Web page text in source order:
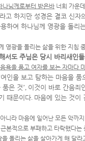
나님께로부터 받은바 너희 가운
고 하지만 성경은 결코 신자
하여 하나님께 영광을 돌리
영광을 돌리는 삶을 위한 지침
서도 주님은 당시 바리새인
음욕을 품고 여자를 보는 자마다
여인을 보고 탐하는 마음을 품
품은 것’, 이것이 바로 간음죄
때문이다. 마음에 있는 것이
니라 마음에 일어난 모든 악까
본적으로 부패하고 타락했다는
돌리는 삶을 살아가게 해 달